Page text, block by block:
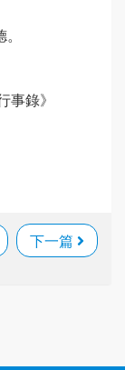
錄》
下一篇